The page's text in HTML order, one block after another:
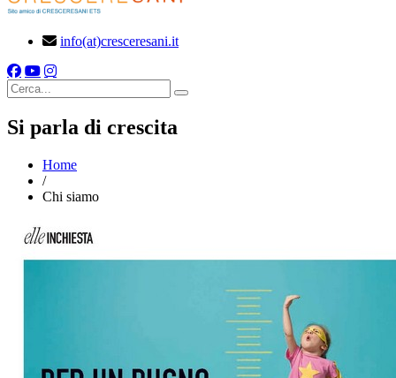
info(at)cresceresani.it
Cerca
Si parla di crescita
Home
/
Chi siamo